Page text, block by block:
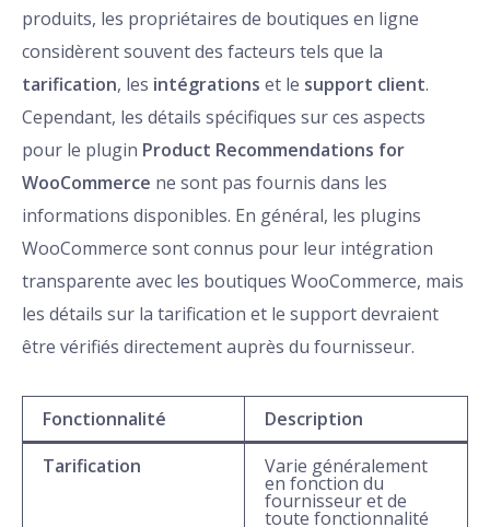
produits, les propriétaires de boutiques en ligne
considèrent souvent des facteurs tels que la
tarification, les intégrations et le support client.
Cependant, les détails spécifiques sur ces aspects
pour le plugin Product Recommendations for
WooCommerce ne sont pas fournis dans les
informations disponibles. En général, les plugins
WooCommerce sont connus pour leur intégration
transparente avec les boutiques WooCommerce, mais
les détails sur la tarification et le support devraient
être vérifiés directement auprès du fournisseur.
Fonctionnalité
Description
Tarification
Varie généralement
en fonction du
fournisseur et de
toute fonctionnalité